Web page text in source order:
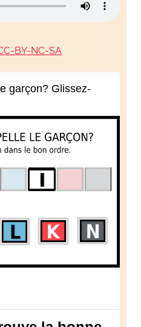
BY-NC-SA